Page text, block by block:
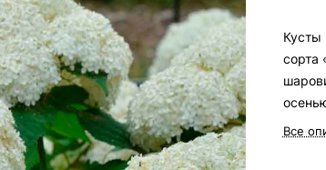
Кусты
сорта
июне-
Все